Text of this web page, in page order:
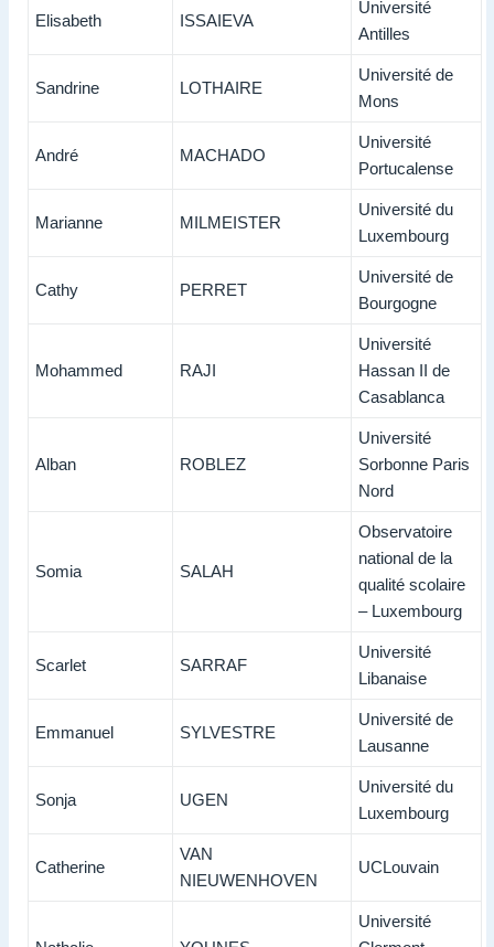
Elisabeth ISSAIEVA
Université
Antilles
Sandrine LOTHAIRE
Université de
Mons
André MACHADO
Université
Portucalense
Marianne MILMEISTER
Université du
Luxembourg
Cathy PERRET
Université de
Bourgogne
Mohammed RAJI
Université
Hassan II de
Casablanca
Alban ROBLEZ
Université
Sorbonne Paris
Nord
Somia SALAH
Observatoire
national de la
qualité scolaire
– Luxembourg
Scarlet SARRAF
Université
Libanaise
Emmanuel SYLVESTRE
Université de
Lausanne
Sonja UGEN
Université du
Luxembourg
Catherine
VAN
NIEUWENHOVEN
UCLouvain
Université